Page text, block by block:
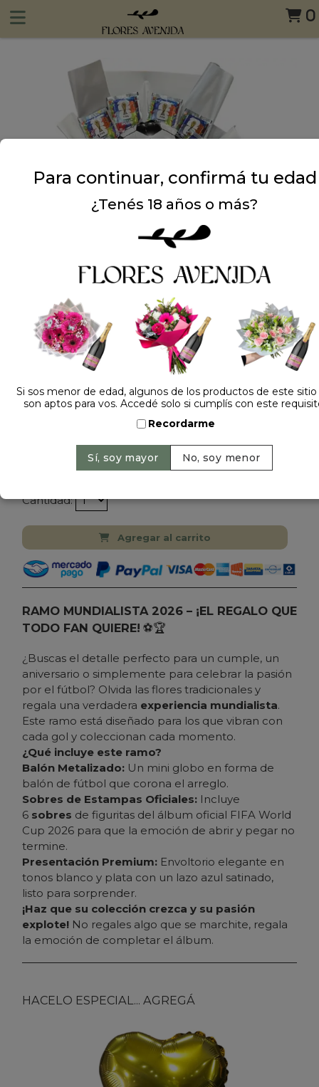
0
Dejá tu opinión
RAMO MUNDIAL 2026 FIGURITAS
$ 59.000
Cantidad:
Agregar al carrito
RAMO MUNDIALISTA 2026 – ¡EL REGALO QUE
TODO FAN QUIERE! ⚽🏆
¿Buscas el detalle perfecto para un cumple, un
aniversario o simplemente para celebrar la pasión
por el fútbol? Olvida las flores tradicionales y
regala una verdadera experiencia mundialista.
Este ramo está diseñado para los que vibran con
cada gol y coleccionan cada momento.
¿Qué incluye este ramo?
Balón Metalizado: Un mini globo en forma de
balón de fútbol que corona el arreglo.
Sobres de Estampas Oficiales: Incluye
6 sobres de figuritas del álbum oficial FIFA World
Cup 2026 para que la emoción de abrir y pegar no
termine.
Presentación Premium: Envoltorio elegante en
tonos blanco y plata con un lazo azul satinado,
listo para sorprender.
¡Haz que su colección crezca y su pasión
explote! No regales algo que se marchite, regala
la emoción de completar el álbum.
HACELO ESPECIAL... AGREGÁ
Para continuar, confirmá tu edad
¿Tenés 18 años o más?
Si sos menor de edad, algunos de los productos de este
son aptos para vos. Accedé solo si cumplís con este
Recordarme